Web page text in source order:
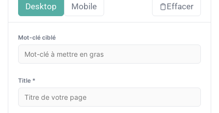
Desktop Mobile Effacer
Mot-clé ciblé
Title *